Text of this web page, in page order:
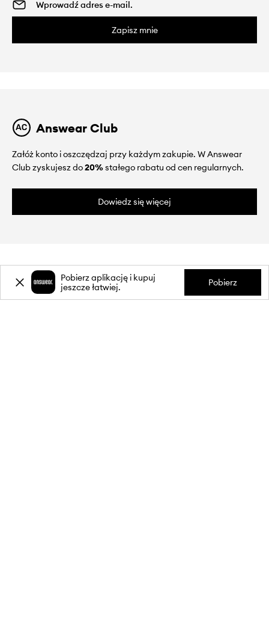
Zapisz mnie
Answear Club
Załóż konto i oszczędzaj przy każdym zakupie. W Answear
Club zyskujesz do20%stałego rabatu od cen regularnych.
Dowiedz się więcej
O NAS
Pobierz aplikację i kupuj
jeszcze łatwiej.
Pobierz